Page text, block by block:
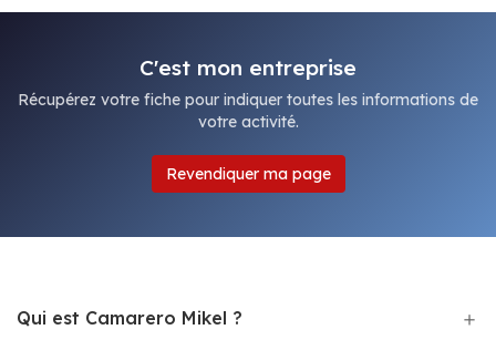
C'est mon entreprise
Récupérez votre fiche pour indiquer toutes les informations de
votre activité.
Revendiquer ma page
Qui est Camarero Mikel ?